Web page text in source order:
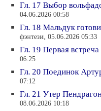
Гл. 17 Выбор
04.06.2026 00:58
Гл. 18 Мальдук
фэнтези, 05.06.2026 05:33
Гл. 19 Первая
06:25
Гл. 20 Поединок
07:12
Гл. 21 Утер
08.06.2026 10:18